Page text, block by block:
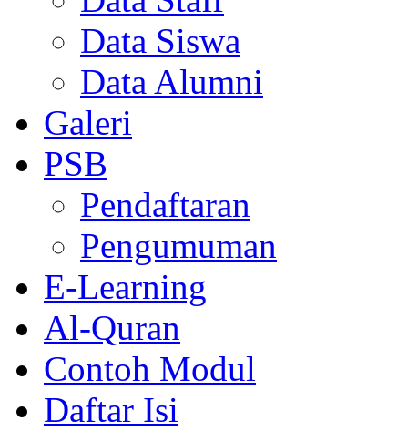
Data Siswa
Data Alumni
Galeri
PSB
Pendaftaran
Pengumuman
E-Learning
Al-Quran
Contoh Modul
Daftar Isi